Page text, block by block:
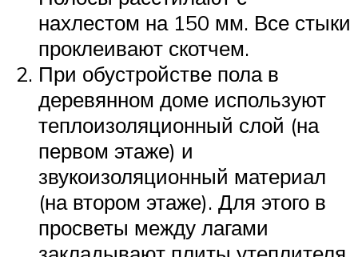
нахлестом на 150 мм. Все стыки
проклеивают скотчем.
При обустройстве пола в
деревянном доме используют
теплоизоляционный слой (на
первом этаже) и
звукоизоляционный материал
(на втором этаже). Для этого в
просветы между лагами